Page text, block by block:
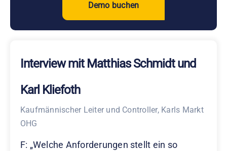
Demo buchen
Interview mit Matthias Schmidt und
Karl Kliefoth
Kaufmännischer Leiter und Controller, Karls Markt
OHG
F: „Welche Anforderungen stellt ein so